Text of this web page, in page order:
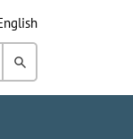
Rechercher
dans